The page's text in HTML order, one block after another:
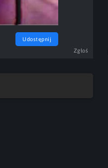
Udostępnij
Zgłoś